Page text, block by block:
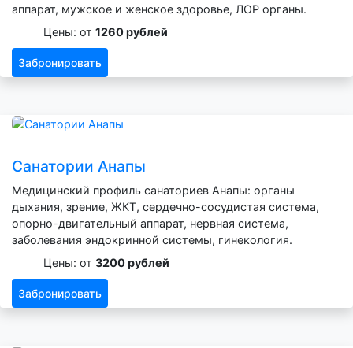
аппарат, мужское и женское здоровье, ЛОР органы.
Цены: от 1260 рублей
Забронировать
Санатории Анапы
Медицинский профиль санаториев Анапы: органы
дыхания, зрение, ЖКТ, сердечно-сосудистая система,
опорно-двигательный аппарат, нервная система,
заболевания эндокринной системы, гинекология.
Цены: от 3200 рублей
Забронировать